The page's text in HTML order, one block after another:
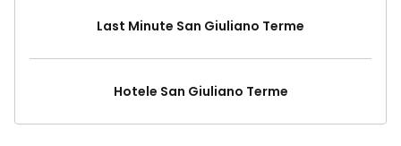
Last Minute San Giuliano Terme
Hotele San Giuliano Terme